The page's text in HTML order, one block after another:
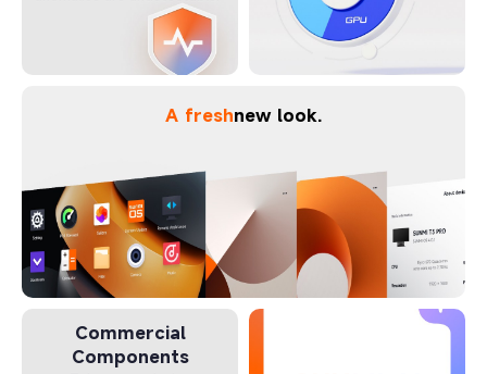
A freshnew look.
Commercial
Components